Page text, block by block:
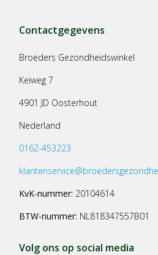
Contactgegevens
Broeders Gezondheidswinkel
Keiweg 7
4901 JD Oosterhout
Nederland
0162-453223
KvK-nummer: 20104614
BTW-nummer: NL818347557B01
Volg ons op social media